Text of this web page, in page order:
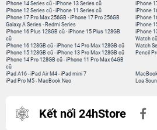
iPhone 14 Series cũ -iPhone 13 Series cũ
iPhone 12 Series cũ -iPhone 11 Series cũ
iPhone 17 Pro Max 256GB -iPhone 17 Pro 256GB
Galaxy A Series - Redmi Series
iPhone
iPhone
iPhone
iPhone
iPhone 16 Plus 128GB cũ -iPhone 15 Plus 128GB
cũ
iPhone 16 128GB cũ -iPhone 14 Pro Max 128GB cũ
iPhone 15 128GB cũ -iPhone 13 Pro Max 128GB cũ
iPhone 14 Pro 128GB cũ -iPhone 11 Pro Max 64GB
cũ
iPhone
Watch cũ
Watch
Pencil
iPad A16 -iPad Air M4 -iPad mini 7
iPad Pro M5 - MacBook Neo
Loa
Kết nối 24hStore